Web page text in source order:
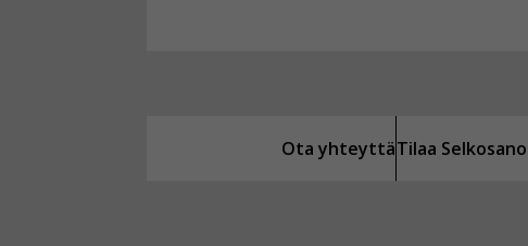
Ota yhteyttäTilaa